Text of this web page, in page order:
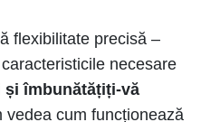
flexibilitate precisă –
necesare
și îmbunătățiți-vă
vedea cum funcționează